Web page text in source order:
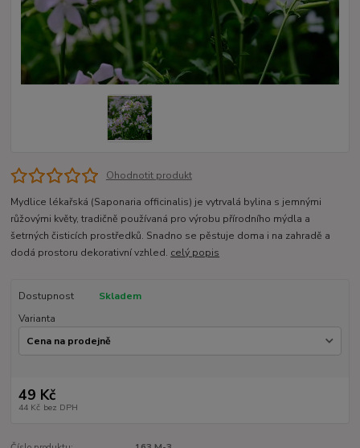
Ohodnotit produkt
Mydlice lékařská (Saponaria officinalis) je vytrvalá bylina s jemnými
růžovými květy, tradičně používaná pro výrobu přírodního mýdla a
šetrných čisticích prostředků. Snadno se pěstuje doma i na zahradě a
dodá prostoru dekorativní vzhled. celý popis
Dostupnost
Skladem
Varianta
49 Kč
44 Kč bez DPH